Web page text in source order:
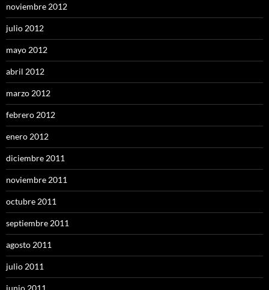
noviembre 2012
julio 2012
mayo 2012
abril 2012
marzo 2012
febrero 2012
enero 2012
diciembre 2011
noviembre 2011
octubre 2011
septiembre 2011
agosto 2011
julio 2011
junio 2011